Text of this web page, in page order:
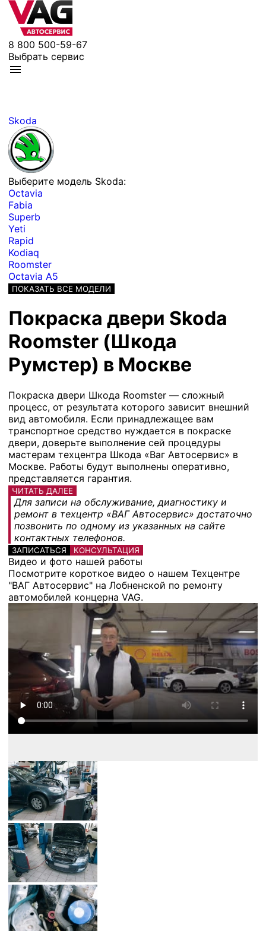
8 800 500-59-67
Выбрать сервис
Skoda
Выберите модель Skoda:
Octavia
Fabia
Superb
Yeti
Rapid
Kodiaq
Roomster
Octavia A5
ПОКАЗАТЬ ВСЕ МОДЕЛИ
Покраска двери Skoda
Roomster (Шкода
Румстер) в Москве
Покраска двери Шкода Roomster — сложный
процесс, от результата которого зависит внешний
вид автомобиля. Если принадлежащее вам
транспортное средство нуждается в покраске
двери, доверьте выполнение сей процедуры
мастерам техцентра Шкода «Ваг Автосервис» в
Москве. Работы будут выполнены оперативно,
представляется гарантия.
ЧИТАТЬ ДАЛЕЕ
Для записи на обслуживание, диагностику и
ремонт в техцентр «ВАГ Автосервис» достаточно
позвонить по одному из указанных на сайте
контактных телефонов.
ЗАПИСАТЬСЯ КОНСУЛЬТАЦИЯ
Видео и фото нашей работы
Посмотрите короткое видео о нашем Техцентре
"ВАГ Автосервис" на Лобненской по ремонту
автомобилей концерна VAG.